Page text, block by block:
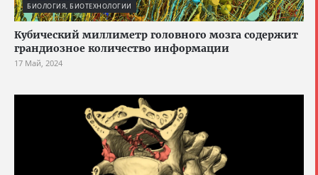
БИОЛОГИЯ, БИОТЕХНОЛОГИИ
Кубический миллиметр головного мозга содержит
грандиозное количество информации
17 Май, 2024